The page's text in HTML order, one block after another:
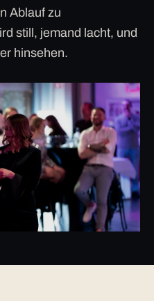
Ablauf zu
still, jemand lacht, und
hinsehen.